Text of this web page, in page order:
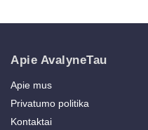
Apie AvalyneTau
Apie mus
Privatumo politika
Kontaktai